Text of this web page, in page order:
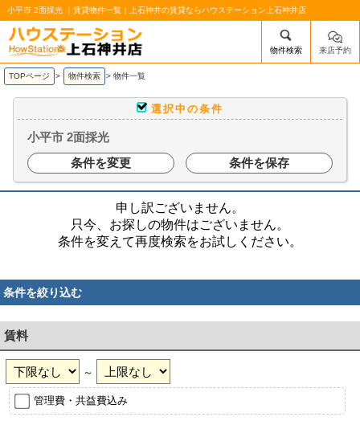
小平市 2面採光 ｜賃貸物件一覧｜上石神井の賃貸ならハウステーション上石神井店
/mobile_img/head-logo.png
物件検索 来店予約
TOPページ > 物件検索 > 物件一覧
選択中の条件
小平市 2面採光
条件を変更
条件を保存
申し訳ございません。
只今、お探しの物件はございません。
条件を変えて再度検索をお試しください。
条件を絞り込む
賃料
～
管理費・共益費込み